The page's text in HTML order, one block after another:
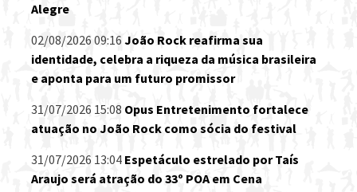
Alegre
02/08/2026 09:16 João Rock reafirma sua
identidade, celebra a riqueza da música brasileira
e aponta para um futuro promissor
31/07/2026 15:08 Opus Entretenimento fortalece
atuação no João Rock como sócia do festival
31/07/2026 13:04 Espetáculo estrelado por Taís
Araujo será atração do 33º POA em Cena